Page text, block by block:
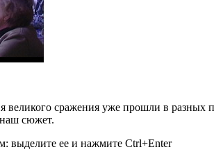
великого сражения уже прошли в
сюжет.
выделите ее и нажмите Ctrl+Enter